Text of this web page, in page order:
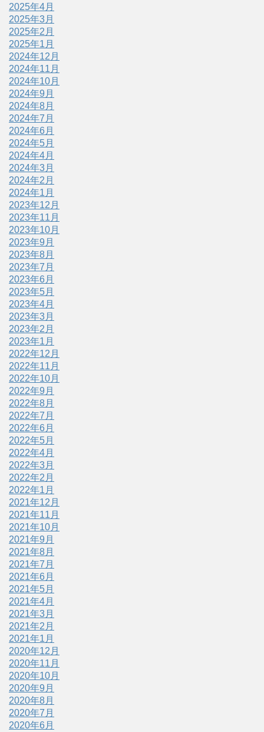
2025年4月
2025年3月
2025年2月
2025年1月
2024年12月
2024年11月
2024年10月
2024年9月
2024年8月
2024年7月
2024年6月
2024年5月
2024年4月
2024年3月
2024年2月
2024年1月
2023年12月
2023年11月
2023年10月
2023年9月
2023年8月
2023年7月
2023年6月
2023年5月
2023年4月
2023年3月
2023年2月
2023年1月
2022年12月
2022年11月
2022年10月
2022年9月
2022年8月
2022年7月
2022年6月
2022年5月
2022年4月
2022年3月
2022年2月
2022年1月
2021年12月
2021年11月
2021年10月
2021年9月
2021年8月
2021年7月
2021年6月
2021年5月
2021年4月
2021年3月
2021年2月
2021年1月
2020年12月
2020年11月
2020年10月
2020年9月
2020年8月
2020年7月
2020年6月